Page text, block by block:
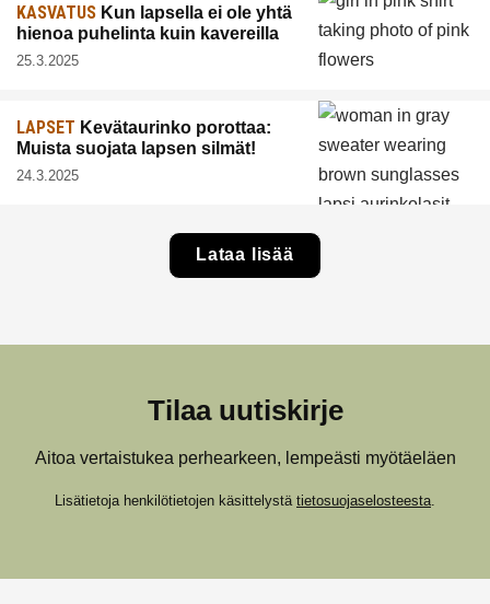
KASVATUS Kun lapsella ei ole yhtä
hienoa puhelinta kuin kavereilla
25.3.2025
LAPSET Kevätaurinko porottaa:
Muista suojata lapsen silmät!
24.3.2025
Lataa lisää
Tilaa uutiskirje
Aitoa vertaistukea perhearkeen, lempeästi myötäeläen
Lisätietoja henkilötietojen käsittelystä tietosuojaselosteesta.